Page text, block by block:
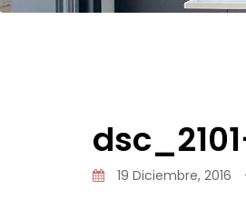
19 Diciembre, 2016